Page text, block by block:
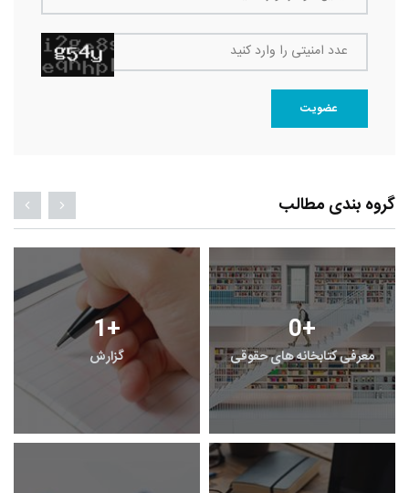
عدد امنیتی را وارد کنید
عضویت
گروه بندی مطالب
1+
گزارش
0+
معرفی کتابخانه های حقوقی